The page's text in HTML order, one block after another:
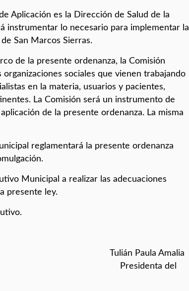
Aplicación es la Dirección de Salud de la
instrumentar lo necesario para implementar la
San Marcos Sierras.
de la presente ordenanza, la Comisión
sociales que vienen trabajando
en la materia, usuarios y pacientes,
La Comisión será un instrumento de
de la presente ordenanza. La misma
reglamentará la presente ordenanza
Municipal a realizar las adecuaciones
presente ley.
Tulián Paula Amalia
Presidenta del